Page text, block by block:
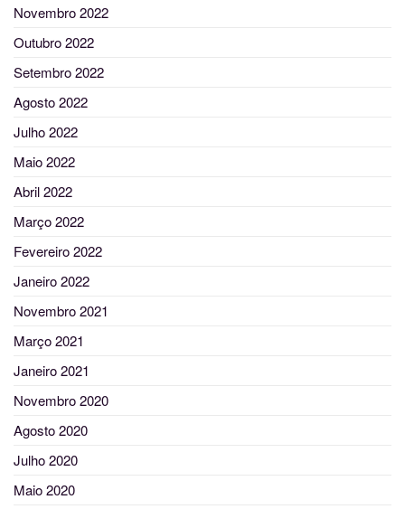
Novembro 2022
Outubro 2022
Setembro 2022
Agosto 2022
Julho 2022
Maio 2022
Abril 2022
Março 2022
Fevereiro 2022
Janeiro 2022
Novembro 2021
Março 2021
Janeiro 2021
Novembro 2020
Agosto 2020
Julho 2020
Maio 2020